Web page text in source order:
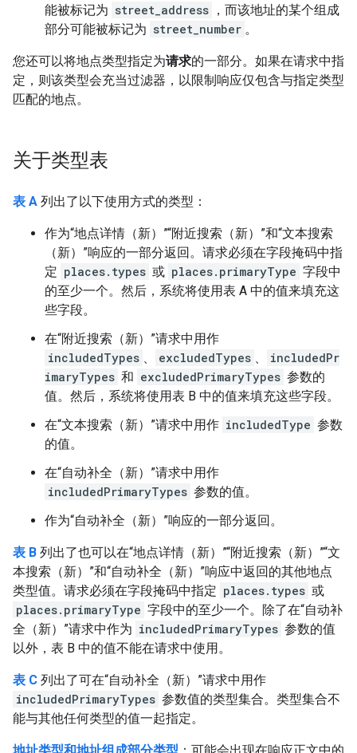
能被标记为 street_address ，而该地址的某个组成
部分可能被标记为 street_number 。
您还可以将地点类型指定为请求的一部分。如果在请求中指
定，则该类型会充当过滤器，以限制响应仅包含与指定类型
匹配的地点。
关于类型表
表 A 列出了以下使用方式的类型：
作为“地点详情（新）”“附近搜索（新）”和“文本搜索
（新）”响应的一部分返回。请求必须在字段掩码中指
定 places.types 或 places.primaryType 字段中
的至少一个。然后，系统将使用表 A 中的值来填充这
些字段。
在“附近搜索（新）”请求中用作
includedTypes 、 excludedTypes 、
includedPr
imaryTypes 和 excludedPrimaryTypes 参数的
值。然后，系统将使用表 B 中的值来填充这些字段。
在“文本搜索（新）”请求中用作 includedType 参数
的值。
在“自动补全（新）”请求中用作
includedPrimaryTypes 参数的值。
作为“自动补全（新）”响应的一部分返回。
表 B 列出了也可以在“地点详情（新）”“附近搜索（新）”“文
本搜索（新）”和“自动补全（新）”响应中返回的其他地点
类型值。请求必须在字段掩码中指定 places.types 或
places.primaryType 字段中的至少一个。除了在“自动补
全（新）”请求中作为 includedPrimaryTypes 参数的值
以外，表 B 中的值不能在请求中使用。
表 C 列出了可在“自动补全（新）”请求中用作
includedPrimaryTypes 参数值的类型集合。类型集合不
能与其他任何类型的值一起指定。